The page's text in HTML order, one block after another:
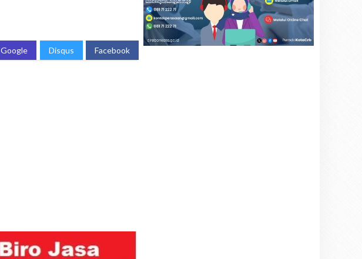
Google Disqus Facebook